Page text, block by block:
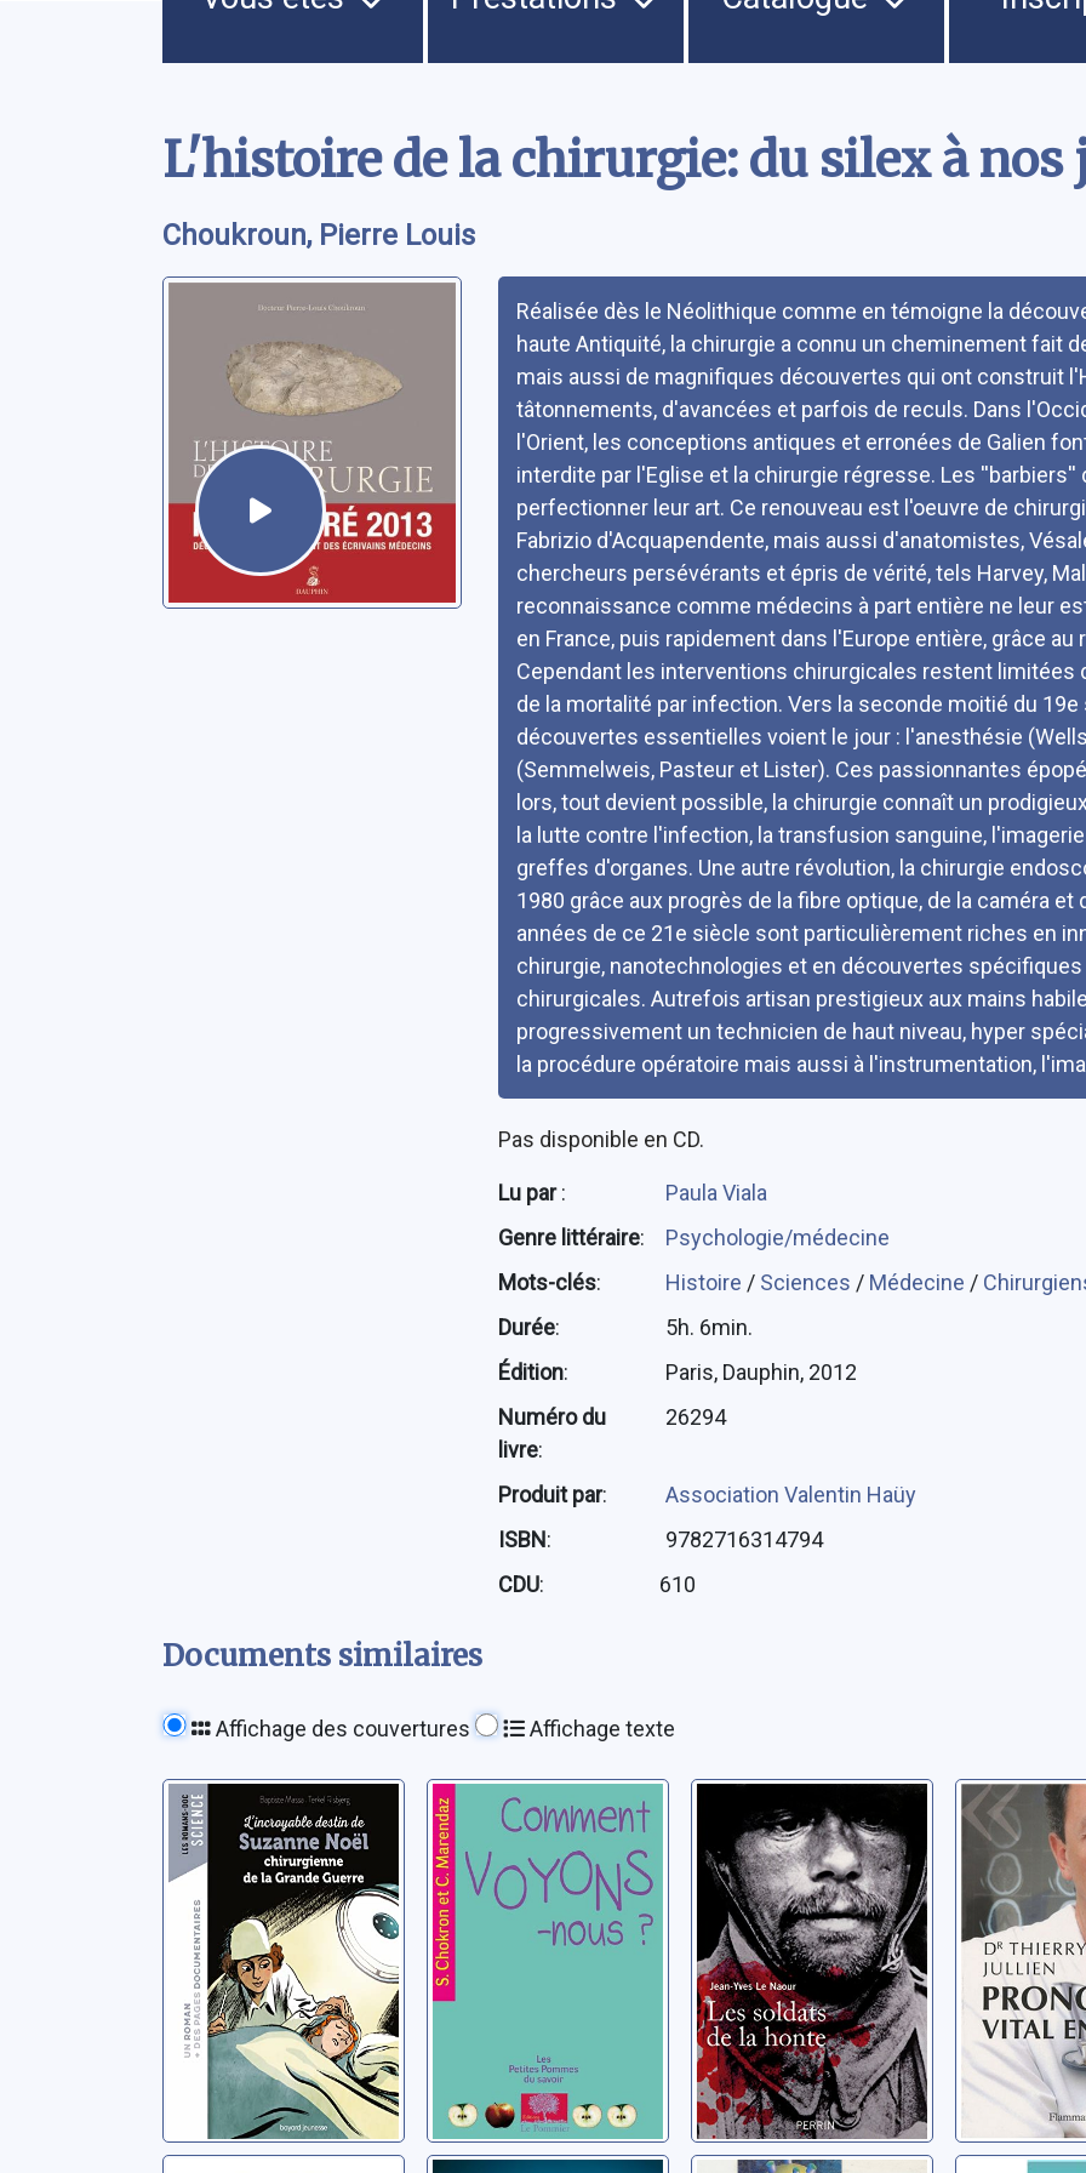
L'histoire de la chirurgie: du silex à nos
Choukroun, Pierre Louis
Réalisée dès le Néolithique comme en témoigne la
haute Antiquité, la chirurgie a connu un cheminement fait
mais aussi de magnifiques découvertes qui ont construit
tâtonnements, d'avancées et parfois de reculs. Dans
l'Orient, les conceptions antiques et erronées de Galien
interdite par l'Eglise et la chirurgie régresse. Les
perfectionner leur art. Ce renouveau est l'oeuvre de
Fabrizio d'Acquapendente, mais aussi d'anatomistes,
chercheurs persévérants et épris de vérité, tels Harvey,
reconnaissance comme médecins à part entière ne leur
en France, puis rapidement dans l'Europe entière, grâce au
Cependant les interventions chirurgicales restent limitées
de la mortalité par infection. Vers la seconde moitié du
découvertes essentielles voient le jour : l'anesthésie
(Semmelweis, Pasteur et Lister). Ces passionnantes
lors, tout devient possible, la chirurgie connaît un
la lutte contre l'infection, la transfusion sanguine,
greffes d'organes. Une autre révolution, la chirurgie
1980 grâce aux progrès de la fibre optique, de la caméra
années de ce 21e siècle sont particulièrement riches en
chirurgie, nanotechnologies et en découvertes
chirurgicales. Autrefois artisan prestigieux aux mains
progressivement un technicien de haut niveau, hyper
la procédure opératoire mais aussi à l'instrumentation,
Pas disponible en CD.
Lu par:
Paula Viala
Genre littéraire:
Psychologie/médecine
Mots-clés: Histoire / Sciences / Médecine /
Durée:
5h. 6min.
Édition:
Paris, Dauphin, 2012
Numéro du
livre:
26294
Produit par:
Association Valentin Haüy
ISBN:
9782716314794
CDU: 610
Documents similaires
Affichage des couvertures Affichage texte
L'incroyable
destin de
Suzanne Noël,
chirurgienne de
la Grande Guerre
Massa, Baptiste
Comment
voyons-nous ?
Chokron, Sylvie
Les soldats de la
honte
Le Naour, Jean-Yves
engagé:
Jullien,